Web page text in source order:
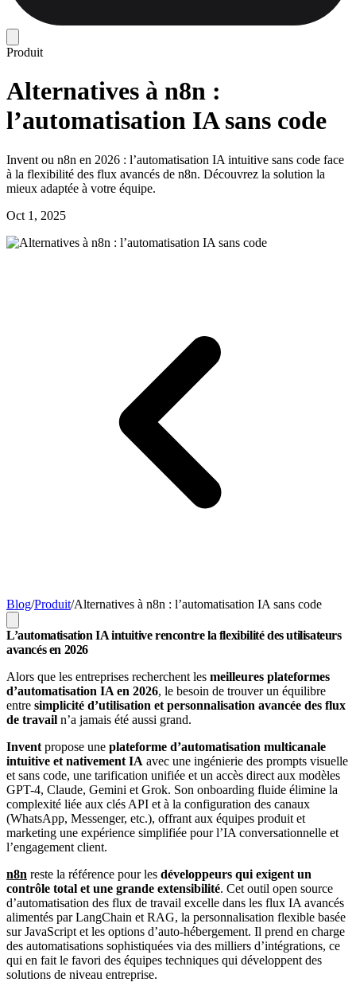
Produit
Alternatives à n8n :
l’automatisation IA sans code
Invent ou n8n en 2026 : l’automatisation IA intuitive sans code face
à la flexibilité des flux avancés de n8n. Découvrez la solution la
mieux adaptée à votre équipe.
Oct 1, 2025
Blog/Produit/Alternatives à n8n : l’automatisation IA sans code
L’automatisation IA intuitive rencontre la flexibilité des utilisateurs
avancés en 2026
Alors que les entreprises recherchent les meilleures plateformes
d’automatisation IA en 2026, le besoin de trouver un équilibre
entre simplicité d’utilisation et personnalisation avancée des flux
de travail n’a jamais été aussi grand.
Invent propose une plateforme d’automatisation multicanale
intuitive et nativement IA avec une ingénierie des prompts visuelle
et sans code, une tarification unifiée et un accès direct aux modèles
GPT-4, Claude, Gemini et Grok. Son onboarding fluide élimine la
complexité liée aux clés API et à la configuration des canaux
(WhatsApp, Messenger, etc.), offrant aux équipes produit et
marketing une expérience simplifiée pour l’IA conversationnelle et
l’engagement client.
n8n reste la référence pour les développeurs qui exigent un
contrôle total et une grande extensibilité. Cet outil open source
d’automatisation des flux de travail excelle dans les flux IA avancés
alimentés par LangChain et RAG, la personnalisation flexible basée
sur JavaScript et les options d’auto-hébergement. Il prend en charge
des automatisations sophistiquées via des milliers d’intégrations, ce
qui en fait le favori des équipes techniques qui développent des
solutions de niveau entreprise.